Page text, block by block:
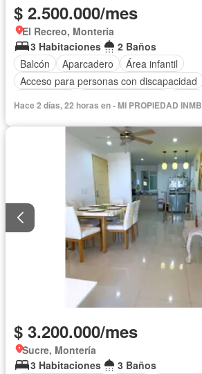
$ 2.500.000/mes
El Recreo, Montería
3 Habitaciones
2 Baños
Balcón
Aparcadero
Área infantil
Acceso para personas con discapacidad
Hace 2 días, 22 horas en - MI PROPIEDAD INMB
$ 3.200.000/mes
Sucre, Montería
3 Habitaciones
3 Baños